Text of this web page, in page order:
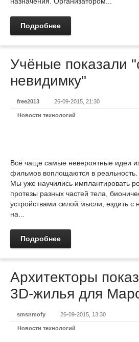
Подробнее
Учёные показали
невидимку"
free2013 26-09-2015, 21:30
Новости технологий
Всё чаще самые невероятные идеи
фильмов воплощаются в реальность.
Мы уже научились имплантировать
протезы разных частей тела,
устройствами силой мысли, ездить с
на...
Подробнее
Архитекторы
3D-жилья для
smsnmofy 26-09-2015, 13:30
Новости технологий